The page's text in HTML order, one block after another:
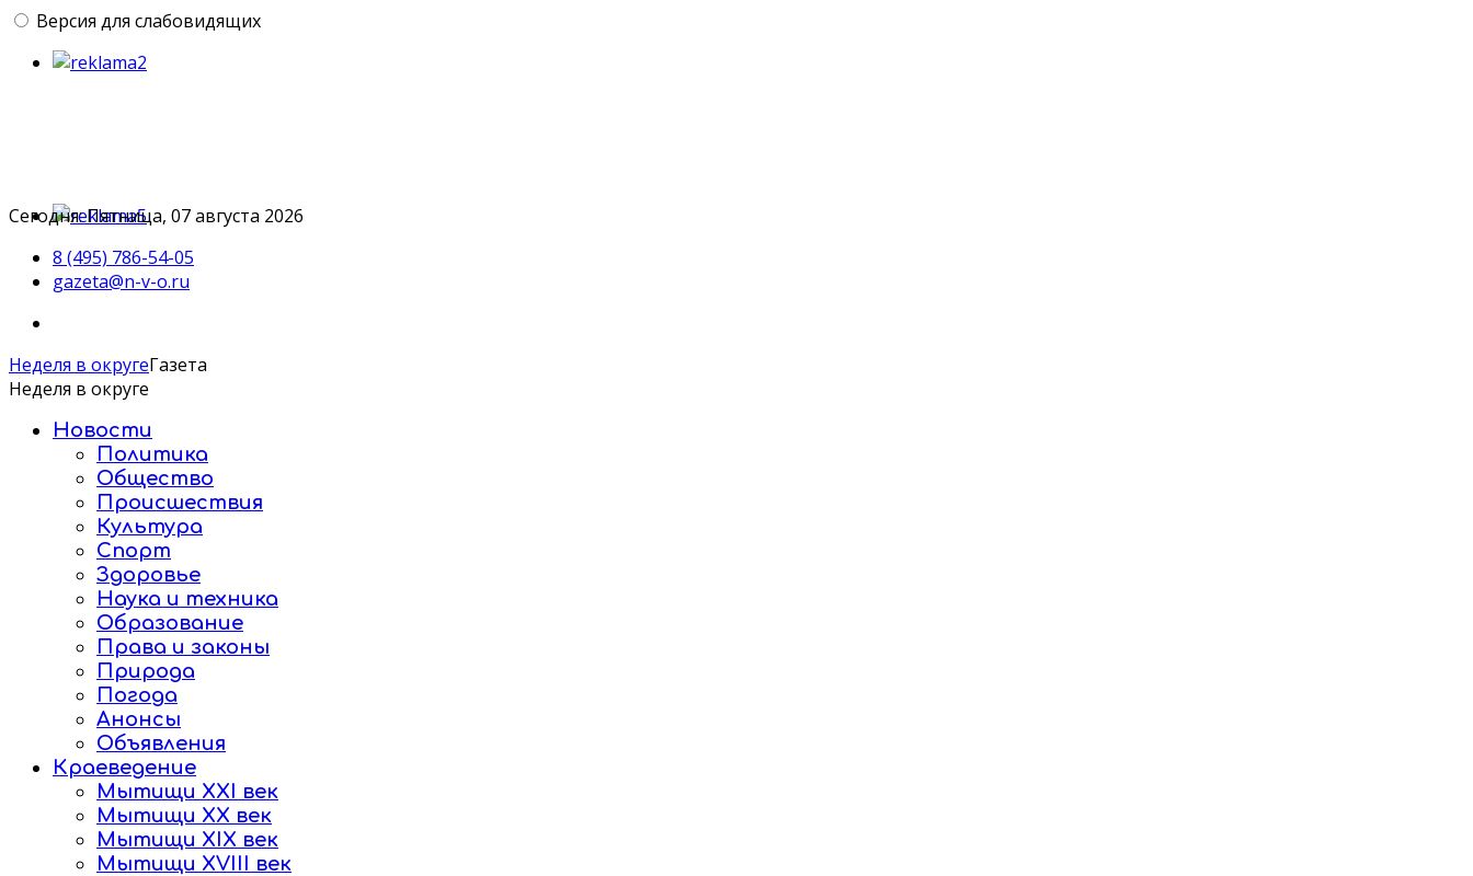
Версия для слабовидящих
Сегодня: Пятница, 07 августа 2026
8 (495) 786-54-05
gazeta@n-v-o.ru
Неделя в округеГазета
Неделя в округе
Новости
Политика
Общество
Происшествия
Культура
Спорт
Здоровье
Наука и техника
Образование
Права и законы
Природа
Погода
Анонсы
Объявления
Краеведение
Мытищи XXI век
Мытищи XX век
Мытищи XIX век
Мытищи XVIII век